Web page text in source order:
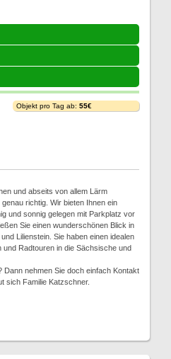
Objekt pro Tag ab: 55€
und abseits von allem Lärm
richtig. Wir bieten Ihnen ein
und sonnig gelegen mit Parkplatz vor
Sie einen wunderschönen Blick in
Lilienstein. Sie haben einen idealen
Radtouren in die Sächsische und
nehmen Sie doch einfach Kontakt
sich Familie Katzschner.